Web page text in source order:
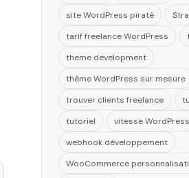
site WordPress piraté
tarif freelance WordPress
theme development
thème WordPress sur mesure
trouver clients freelance
tutoriel
vitesse WordPress
webhook développement
WooCommerce